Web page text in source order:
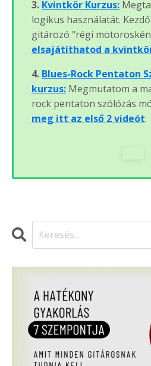
3. Kvintkör Kurzus:
logikus használatát.
gitározó "régi
elsajátíthatod a
4. Blues-Rock Pentaton
kurzus: Megmutatom a
rock pentaton szólózás
meg itt az első 2 videót.